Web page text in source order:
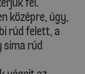
középre, úgy,
rúd felett, a
rúd